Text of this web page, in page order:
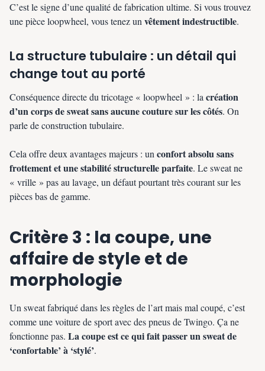
C’est le signe d’une qualité de fabrication ultime. Si vous trouvez
une pièce loopwheel, vous tenez un vêtement indestructible.
La structure tubulaire : un détail qui
change tout au porté
Conséquence directe du tricotage « loopwheel » : la création
d’un corps de sweat sans aucune couture sur les côtés. On
parle de construction tubulaire.
Cela offre deux avantages majeurs : un confort absolu sans
frottement et une stabilité structurelle parfaite. Le sweat ne
« vrille » pas au lavage, un défaut pourtant très courant sur les
pièces bas de gamme.
Critère 3 : la coupe, une
affaire de style et de
morphologie
Un sweat fabriqué dans les règles de l’art mais mal coupé, c’est
comme une voiture de sport avec des pneus de Twingo. Ça ne
fonctionne pas. La coupe est ce qui fait passer un sweat de
‘confortable’ à ‘stylé’.